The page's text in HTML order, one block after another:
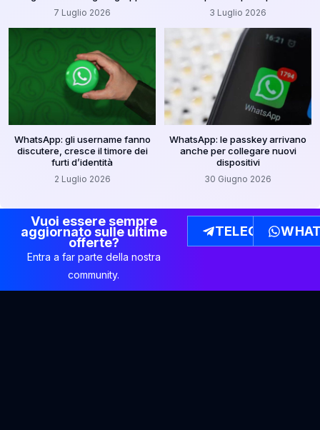
7 Luglio 2026 3 Luglio 2026
WhatsApp: gli username fanno
discutere, cresce il timore dei
furti d’identità
2 Luglio 2026
WhatsApp: le passkey arrivano
anche per collegare nuovi
dispositivi
30 Giugno 2026
Vuoi essere sempre
aggiornato sulle ultime
offerte?
Entra a far parte della nostra
community.
TELEGRAM